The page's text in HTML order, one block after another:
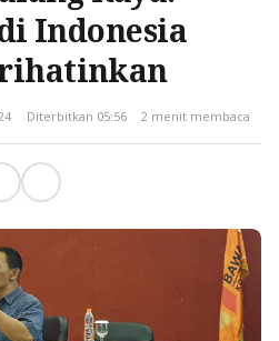
Indonesia
Diterbitkan 05:56 2 menit membaca